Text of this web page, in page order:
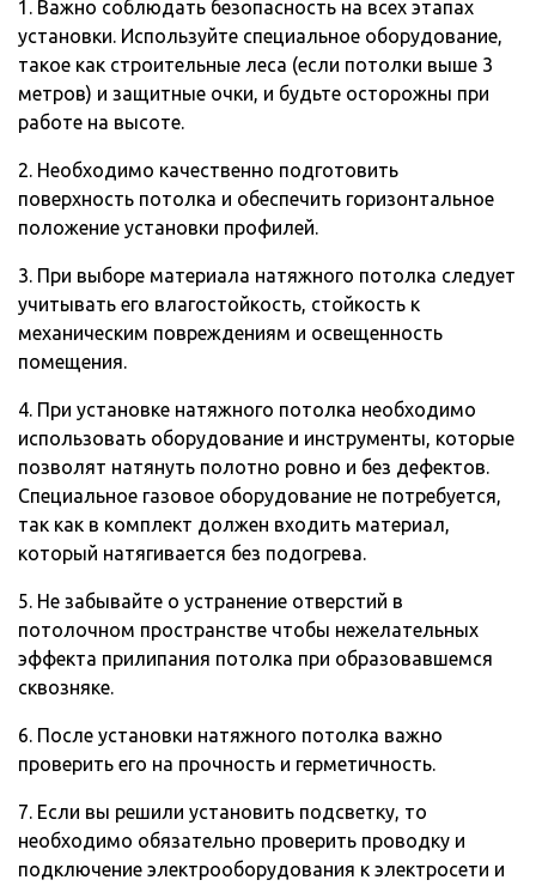
1. Важно соблюдать безопасность на всех этапах
установки. Используйте специальное оборудование,
такое как строительные леса (если потолки выше 3
метров) и защитные очки, и будьте осторожны при
работе на высоте.
2. Необходимо качественно подготовить
поверхность потолка и обеспечить горизонтальное
положение установки профилей.
3. При выборе материала натяжного потолка следует
учитывать его влагостойкость, стойкость к
механическим повреждениям и освещенность
помещения.
4. При установке натяжного потолка необходимо
использовать оборудование и инструменты, которые
позволят натянуть полотно ровно и без дефектов.
Специальное газовое оборудование не потребуется,
так как в комплект должен входить материал,
который натягивается без подогрева.
5. Не забывайте о устранение отверстий в
потолочном пространстве чтобы нежелательных
эффекта прилипания потолка при образовавшемся
сквозняке.
6. После установки натяжного потолка важно
проверить его на прочность и герметичность.
7. Если вы решили установить подсветку, то
необходимо обязательно проверить проводку и
подключение электрооборудования к электросети и